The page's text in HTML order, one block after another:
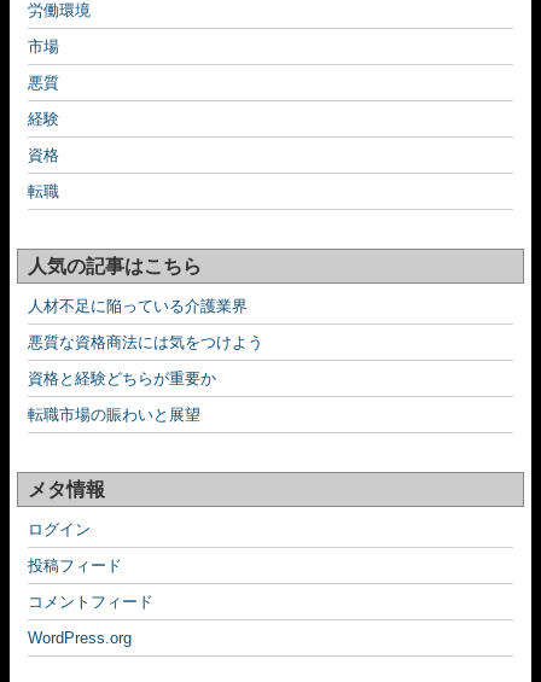
労働環境
市場
悪質
経験
資格
転職
人気の記事はこちら
人材不足に陥っている介護業界
悪質な資格商法には気をつけよう
資格と経験どちらが重要か
転職市場の賑わいと展望
メタ情報
ログイン
投稿フィード
コメントフィード
WordPress.org